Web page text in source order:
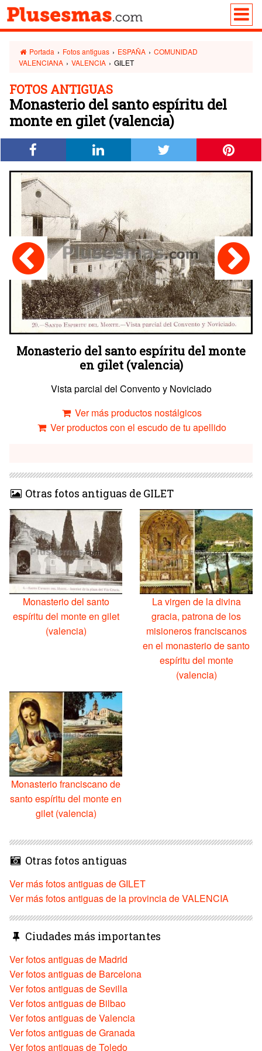
Portada › Fotos antiguas › ESPAÑA › COMUNIDAD
VALENCIANA › VALENCIA › GILET
FOTOS ANTIGUAS
Monasterio del santo espíritu del
monte en gilet (valencia)
Monasterio del santo espíritu del monte
en gilet (valencia)
Vista parcial del Convento y Noviciado
Ver más productos nostálgicos
Ver productos con el escudo de tu apellido
Otras fotos antiguas de GILET
Monasterio del santo
espíritu del monte en gilet
(valencia)
La virgen de la divina
gracia, patrona de los
misioneros franciscanos
en el monasterio de santo
espíritu del monte
(valencia)
Monasterio franciscano de
santo espíritu del monte en
gilet (valencia)
Otras fotos antiguas
Ver más fotos antiguas de GILET
Ver más fotos antiguas de la provincia de VALENCIA
Ciudades más importantes
Ver fotos antiguas de Madrid
Ver fotos antiguas de Barcelona
Ver fotos antiguas de Sevilla
Ver fotos antiguas de Bilbao
Ver fotos antiguas de Valencia
Ver fotos antiguas de Granada
Ver fotos antiguas de Toledo